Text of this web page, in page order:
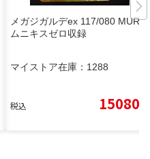
メガジガルデex 117/080 MUR
ムニキスゼロ収録
マイストア在庫： 1288
税込 15080